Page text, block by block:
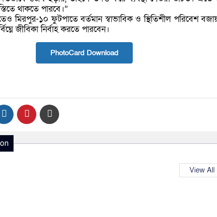
থাকতে পারবে।”
মিরপুর-১০ ফুটপাতে বর্তমান স্বাভাবিক ও স্থিতিশীল পরিবেশ
জীবিকা নির্বাহ করতে পারবেন।
PhotoCard Download
View All